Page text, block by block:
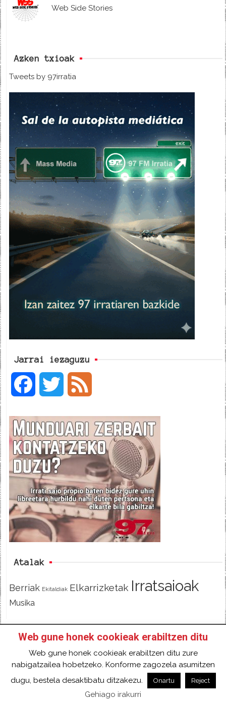
Web Side Stories
Azken txioak
Tweets by 97irratia
Jarrai iezaguzu
c
e
b
o
o
i
t
t
e
e
d
Atalak
Berriak Ekitaldiak Elkarrizketak Irratsaioak
Musika
HASIERA IZAN IRRATIKIDE!
FACEBOOK
TWITTER
HARREMANETARAKO SARRERA
2018 Gure eduki guztiak Creative Commons
Aitortu 4.0 Nazioartekoa Baimen baten mende
Web gune honek cookieak erabiltzen ditu
Web gune honek cookieak erabiltzen ditu zure
nabigatzailea hobetzeko. Konforme zagozela asumitzen
dugu, bestela desaktibatu ditzakezu.
Onartu Reject
Gehiago irakurri